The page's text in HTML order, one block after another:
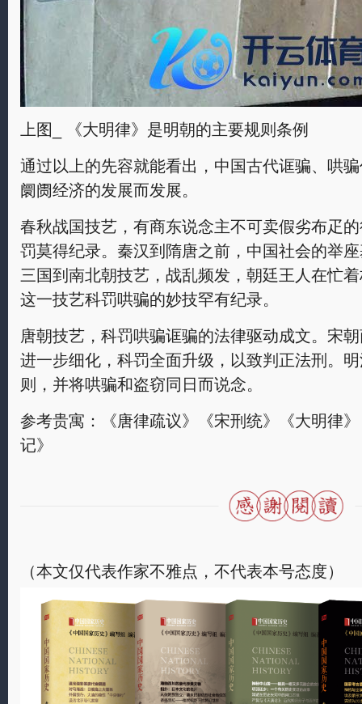
上图_ 《大明律》是明朝的主要规则条例
通过以上的先容就能看出，中国古代诓骗、哄
阛阓经济的发展而发展。
春秋战国技艺，有商东说念主不可卖假劣布疋
罚莫得纪录。秦汉到隋唐之前，中国社会的举
三国到南北朝技艺，战乱频发，朝廷王人在忙
这一技艺科罚哄骗的妙技罕有纪录。
唐朝技艺，科罚哄骗诓骗的法律驱动成文。宋
进一步细化，科罚全面升级，以致判正法刑。
则，并将哄骗和盗窃同日而说念。
参考贵寓：《唐律疏议》《宋刑统》《大明律
记》
（本文仅代表作家不雅点，不代表本号态度）